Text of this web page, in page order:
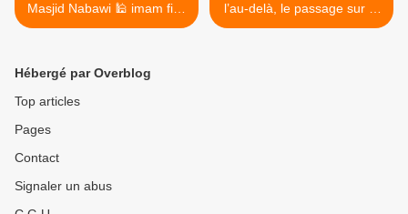
Masjid Nabawi 🕌 imam finit
en pleurs...
l’au-delà, le passage sur le
pont Sirat, le jugement
Hébergé par Overblog
Top articles
Pages
Contact
Signaler un abus